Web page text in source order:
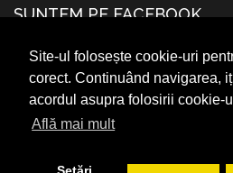
Site-ul folosește cookie-uri
corect. Continuând navigarea,
acordul asupra folosirii cookie-
Află mai mult
SUNTEM PE FACEBOOK